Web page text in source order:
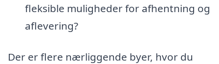
fleksible muligheder for afhentning og
aflevering?
Der er flere nærliggende byer, hvor du